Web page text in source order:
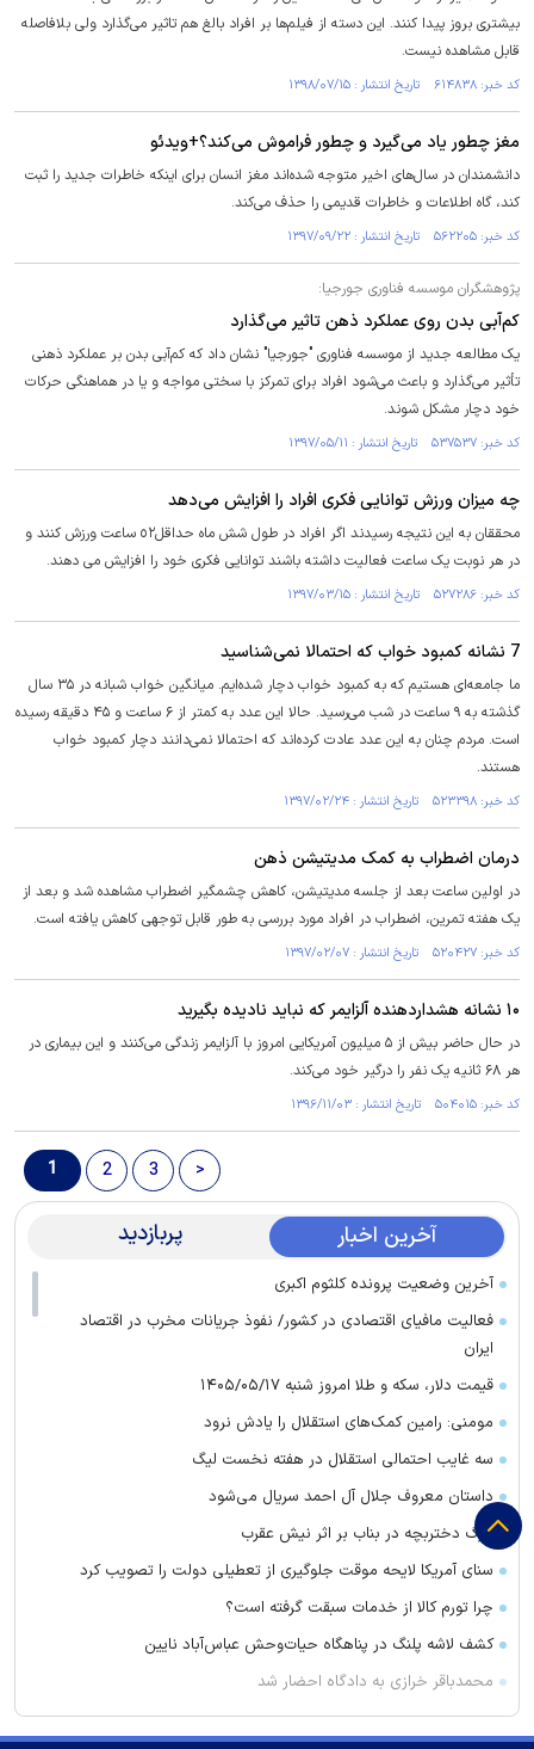
بیشتری بروز پیدا کنند. این دسته از فیلم‌ها بر افراد بالغ هم تاثیر می‌گذارد ولی بلافاصله
قابل مشاهده نیست.
کد خبر: ۶۱۴۸۳۸ تاریخ انتشار : ۱۳۹۸/۰۷/۱۵
مغز چطور یاد می‌گیرد و چطور فراموش می‌کند؟+ویدئو
دانشمندان در سال‌های اخیر متوجه شده‌اند مغز انسان برای اینکه خاطرات جدید را ثبت
کند، گاه اطلاعات و خاطرات قدیمی‌ را حذف می‌کند.
کد خبر: ۵۶۲۲۰۵ تاریخ انتشار : ۱۳۹۷/۰۹/۲۲
پژوهشگران موسسه فناوری جورجیا:
کم‌آبی بدن روی عملکرد ذهن تاثیر می‌گذارد
یک مطالعه جدید از موسسه فناوری "جورجیا" نشان داد که کم‌آبی بدن بر عملکرد ذهنی
تأثیر می‌گذارد و باعث می‌شود افراد برای تمرکز با سختی مواجه و یا در هماهنگی حرکات
خود دچار مشکل شوند.
کد خبر: ۵۳۷۵۳۷ تاریخ انتشار : ۱۳۹۷/۰۵/۱۱
چه میزان ورزش توانایی فکری افراد را افزایش می‌دهد
محققان به این نتیجه رسیدند اگر افراد در طول شش ماه حداقل٥٢ ساعت ورزش کنند و
در هر نوبت یک ساعت فعالیت داشته باشند توانایی فکری خود را افزایش می دهند.
کد خبر: ۵۲۷۲۸۶ تاریخ انتشار : ۱۳۹۷/۰۳/۱۵
7 نشانه کمبود خواب که احتمالا نمی‌شناسید
ما جامعه‌ای هستیم که به کمبود خواب دچار شده‌ایم. میانگین خواب شبانه در ۳۵ سال
گذشته به ۹ ساعت در شب می‌رسید. حالا این عدد به کمتر از ۶ ساعت و ۴۵ دقیقه رسیده
است. مردم چنان به این عدد عادت کرده‌اند که احتمالا نمی‌دانند دچار کمبود خواب
هستند.
کد خبر: ۵۲۳۳۹۸ تاریخ انتشار : ۱۳۹۷/۰۲/۲۴
درمان اضطراب به کمک مدیتیشن ذهن
در اولین ساعت بعد از جلسه مدیتیشن، کاهش چشمگیر اضطراب مشاهده شد و بعد از
یک هفته تمرین، اضطراب در افراد مورد بررسی به طور قابل توجهی کاهش یافته است.
کد خبر: ۵۲۰۴۲۷ تاریخ انتشار : ۱۳۹۷/۰۲/۰۷
۱۰ نشانه هشداردهنده آلزایمر که نباید نادیده بگیرید
در حال حاضر بیش از ۵ میلیون آمریکایی امروز با آلزایمر زندگی می‌کنند و این بیماری در
هر ۶۸ ثانیه یک نفر را درگیر خود می‌کند.
کد خبر: ۵۰۴۰۱۵ تاریخ انتشار : ۱۳۹۶/۱۱/۰۳
1 2 3 >
آخرین اخبار پربازدید
آخرین وضعیت پرونده کلثوم اکبری
فعالیت مافیای اقتصادی در کشور/ نفوذ جریانات مخرب در اقتصاد
ایران
قیمت دلار، سکه و طلا امروز شنبه ۱۴۰۵/۰۵/۱۷
مومنی: رامین کمک‌های استقلال را یادش نرود
سه غایب احتمالی استقلال در هفته نخست لیگ
داستان معروف جلال آل احمد سریال می‌شود
مرگ دختربچه در بناب بر اثر نیش عقرب
سنای آمریکا لایحه موقت جلوگیری از تعطیلی دولت را تصویب کرد
چرا تورم کالا از خدمات سبقت گرفته است؟
کشف لاشه پلنگ در پناهگاه حیات‌وحش عباس‌آباد نایین
محمدباقر خرازی به دادگاه احضار شد
ولایتی: نیرو‌های خارجی باید منطقه را ترک کنند